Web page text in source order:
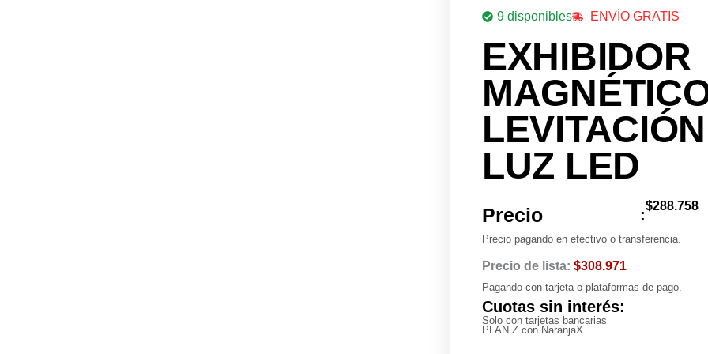
9 disponibles ENVÍO GRATIS
EXHIBIDOR
LUZ LED
Precio :
$288.758
Precio pagando en efectivo o transferencia.
Precio de lista: $308.971
Pagando con tarjeta o plataformas de pago.
Cuotas sin interés:
Solo con tarjetas bancarias
PLAN Z con NaranjaX.